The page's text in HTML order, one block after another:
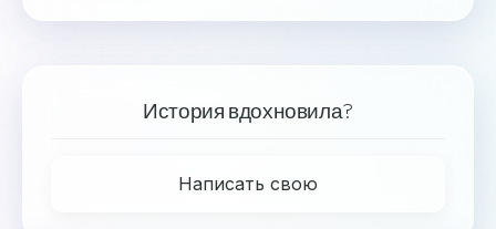
История вдохновила?
Написать свою